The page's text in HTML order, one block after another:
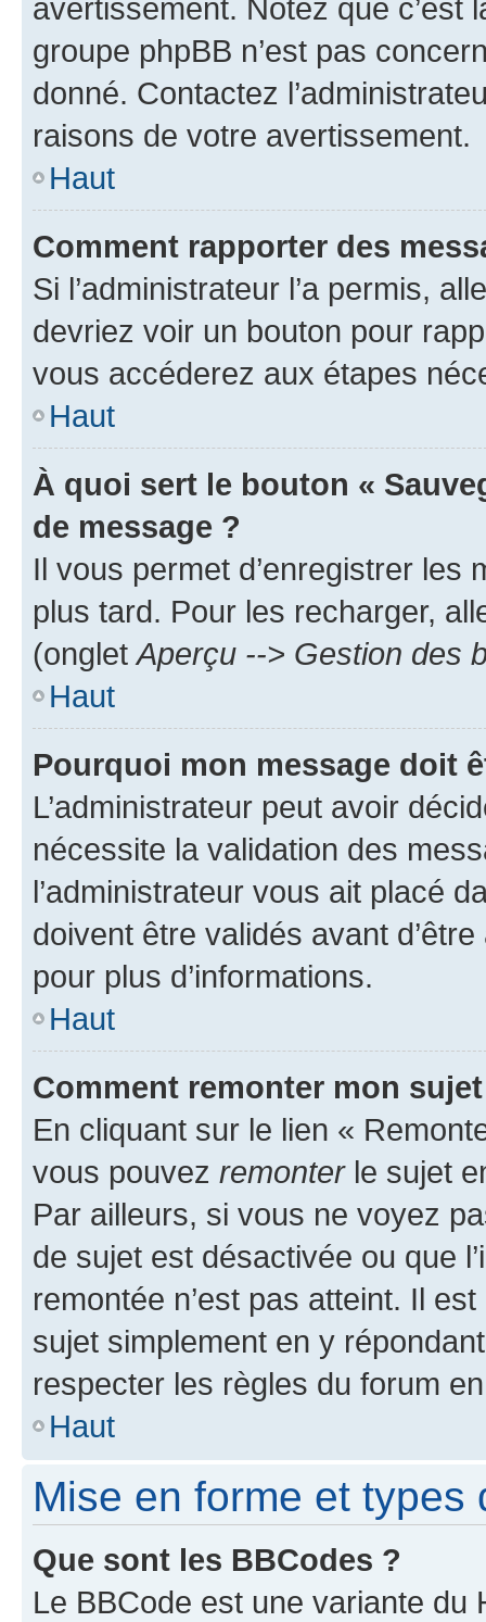
avertissement. Notez que c’est
groupe phpBB n’est pas
donné. Contactez
raisons de votre avertissement.
Haut
Comment rapporter des
Si l’administrateur l’a permis,
devriez voir un bouton pour
vous accéderez aux étapes
Haut
À quoi sert le bouton «
de message ?
Il vous permet d’enregistrer
plus tard. Pour les recharger,
(onglet Aperçu --> Gestion des
Haut
Pourquoi mon message doit
L’administrateur peut avoir
nécessite la validation des
l’administrateur vous ait placé
doivent être validés avant
pour plus d’informations.
Haut
Comment remonter mon
En cliquant sur le lien «
vous pouvez remonterle sujet
Par ailleurs, si vous ne voyez
de sujet est désactivée ou que
remontée n’est pas atteint. Il
sujet simplement en y
respecter les règles du forum
Haut
Mise en forme et types
Que sont les BBCodes ?
Le BBCode est une variante du